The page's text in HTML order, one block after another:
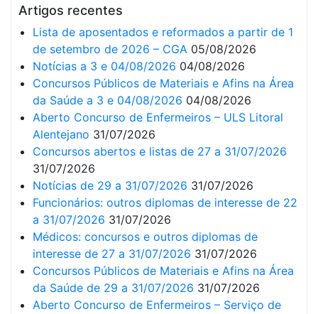
Artigos recentes
Lista de aposentados e reformados a partir de 1
de setembro de 2026 – CGA 05/08/2026
Notícias a 3 e 04/08/2026 04/08/2026
Concursos Públicos de Materiais e Afins na Área
da Saúde a 3 e 04/08/2026 04/08/2026
Aberto Concurso de Enfermeiros – ULS Litoral
Alentejano 31/07/2026
Concursos abertos e listas de 27 a 31/07/2026
31/07/2026
Notícias de 29 a 31/07/2026 31/07/2026
Funcionários: outros diplomas de interesse de 22
a 31/07/2026 31/07/2026
Médicos: concursos e outros diplomas de
interesse de 27 a 31/07/2026 31/07/2026
Concursos Públicos de Materiais e Afins na Área
da Saúde de 29 a 31/07/2026 31/07/2026
Aberto Concurso de Enfermeiros – Serviço de